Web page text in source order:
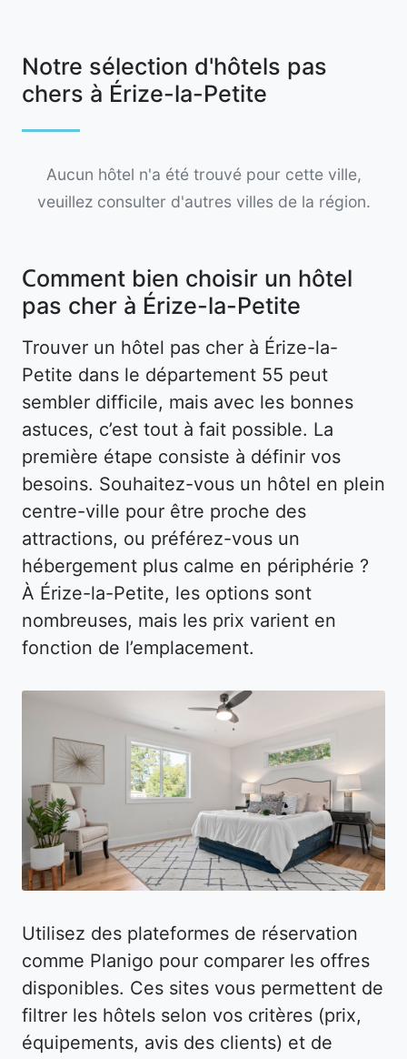
Notre sélection d'hôtels pas
chers à Érize-la-Petite
Aucun hôtel n'a été trouvé pour cette ville,
veuillez consulter d'autres villes de la région.
Comment bien choisir un hôtel
pas cher à Érize-la-Petite
Trouver un hôtel pas cher à Érize-la-
Petite dans le département 55 peut
sembler difficile, mais avec les bonnes
astuces, c’est tout à fait possible. La
première étape consiste à définir vos
besoins. Souhaitez-vous un hôtel en plein
centre-ville pour être proche des
attractions, ou préférez-vous un
hébergement plus calme en périphérie ?
À Érize-la-Petite, les options sont
nombreuses, mais les prix varient en
fonction de l’emplacement.
Utilisez des plateformes de réservation
comme Planigo pour comparer les offres
disponibles. Ces sites vous permettent de
filtrer les hôtels selon vos critères (prix,
équipements, avis des clients) et de